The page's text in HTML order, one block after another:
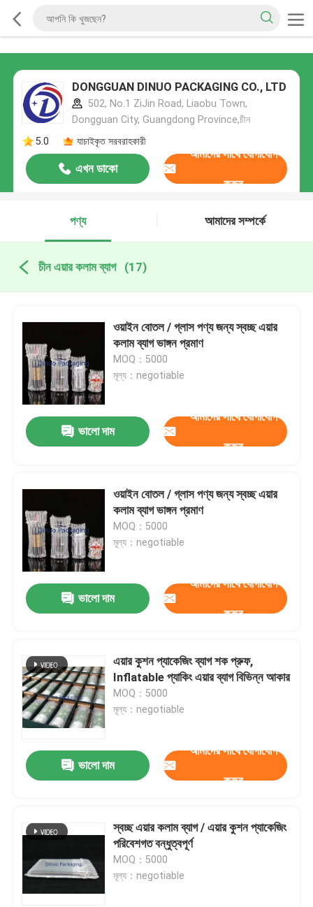
DONGGUAN DINUO PACKAGING CO., LTD
502, No.1 ZiJin Road, Liaobu Town,
Dongguan City, Guangdong Province,চীন
5.0
যাচাইকৃত সরবরাহকারী
এখন ডাকো
আমাদের সাথে যোগাযোগ
করুন
পণ্য আমাদের সম্পর্কে
চীন এয়ার কলাম ব্যাগ (17)
ওয়াইন বোতল / গ্লাস পণ্য জন্য স্বচ্ছ এয়ার
কলাম ব্যাগ ভাঙ্গন প্রমাণ
MOQ：5000
মূল্য：negotiable
ভালো দাম
আমাদের সাথে যোগাযোগ
করুন
ওয়াইন বোতল / গ্লাস পণ্য জন্য স্বচ্ছ এয়ার
কলাম ব্যাগ ভাঙ্গন প্রমাণ
MOQ：5000
মূল্য：negotiable
ভালো দাম
আমাদের সাথে যোগাযোগ
করুন
এয়ার কুশন প্যাকেজিং ব্যাগ শক প্রুফ,
Inflatable প্যাকিং এয়ার ব্যাগ বিভিন্ন আকার
MOQ：5000
মূল্য：negotiable
ভালো দাম
আমাদের সাথে যোগাযোগ
করুন
স্বচ্ছ এয়ার কলাম ব্যাগ / এয়ার কুশন প্যাকেজিং
পরিবেশগত বন্ধুত্বপূর্ণ
MOQ：5000
মূল্য：negotiable